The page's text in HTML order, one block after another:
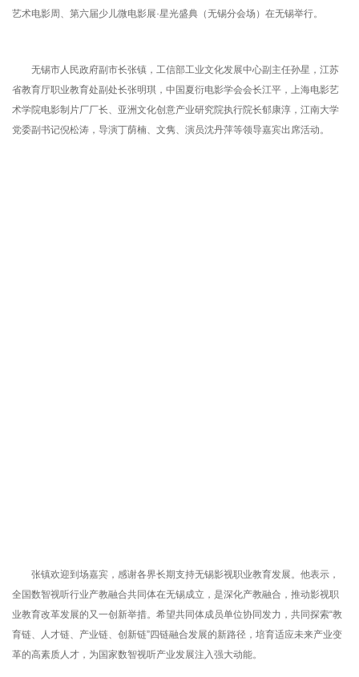
艺术电影周、第六届少儿微电影展·星光盛典（无锡分会场）在无锡举行。
无锡市人民政府副市长张镇，工信部工业文化发展中心副主任孙星，江苏
省教育厅职业教育处副处长张明琪，中国夏衍电影学会会长江平，上海电影艺
术学院电影制片厂厂长、亚洲文化创意产业研究院执行院长郁康淳，江南大学
党委副书记倪松涛，导演丁荫楠、文隽、演员沈丹萍等领导嘉宾出席活动。
张镇欢迎到场嘉宾，感谢各界长期支持无锡影视职业教育发展。他表示，
全国数智视听行业产教融合共同体在无锡成立，是深化产教融合，推动影视职
业教育改革发展的又一创新举措。希望共同体成员单位协同发力，共同探索“教
育链、人才链、产业链、创新链”四链融合发展的新路径，培育适应未来产业变
革的高素质人才，为国家数智视听产业发展注入强大动能。